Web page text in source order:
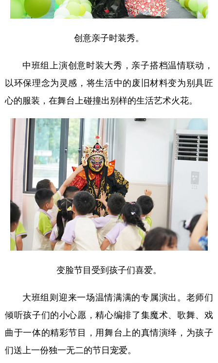
创意亲子时装秀。
中班组上演创意时装大秀，亲子搭档温情联动，
以环保理念为灵感，将生活中的废旧材料变为别具匠
心的服装，在舞台上碰撞出别样的生活艺术火花。
变脸节目受到孩子们喜爱。
大班组则迎来一场温情满满的专属演出。老师们
倾听孩子们的小心愿，精心编排了集魔术、歌舞、戏
曲于一体的精彩节目，用舞台上的真情演绎，为孩子
们送上一份独一无二的节日宠爱。